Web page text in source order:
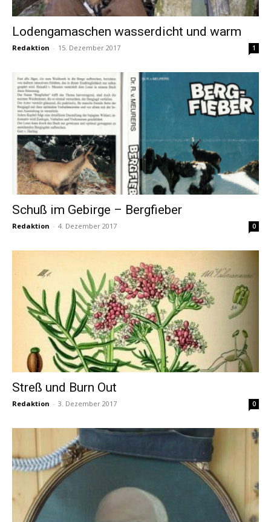
Lodengamaschen wasserdicht und warm
Redaktion - 15. Dezember 2017 1
Schuß im Gebirge – Bergfieber
Redaktion - 4. Dezember 2017 0
Streß und Burn Out
Redaktion - 3. Dezember 2017 0